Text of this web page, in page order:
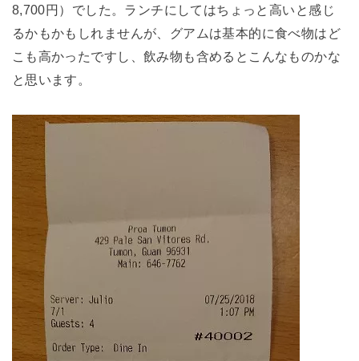
8,700円）でした。ランチにしてはちょっと高いと感じ
るかもかもしれませんが、グアムは基本的に食べ物はど
こも高かったですし、飲み物も含めるとこんなものかな
と思います。